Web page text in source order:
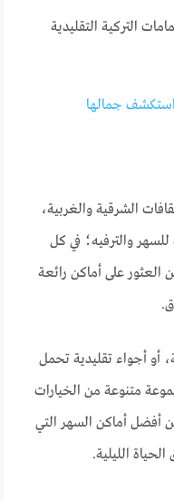
التركية التقليدية
استكشف جمالها
الشرقية والغربية،
والترفيه؛ في كل
العثور على أماكن رائعة
أجواء تقليدية تحمل
متنوعة من الخيارات
أفضل أماكن السهر التي
الليلية.